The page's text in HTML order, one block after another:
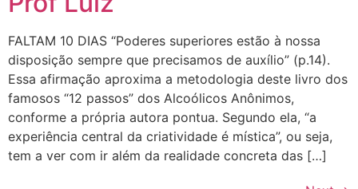
FALTAM 10 DIAS “Poderes superiores estão à nossa
disposição sempre que precisamos de auxílio” (p.14).
Essa afirmação aproxima a metodologia deste livro dos
famosos “12 passos” dos Alcoólicos Anônimos,
conforme a própria autora pontua. Segundo ela, “a
experiência central da criatividade é mística”, ou seja,
tem a ver com ir além da realidade concreta das […]